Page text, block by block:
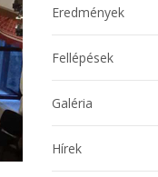
Eredmények
Fellépések
Galéria
Hírek